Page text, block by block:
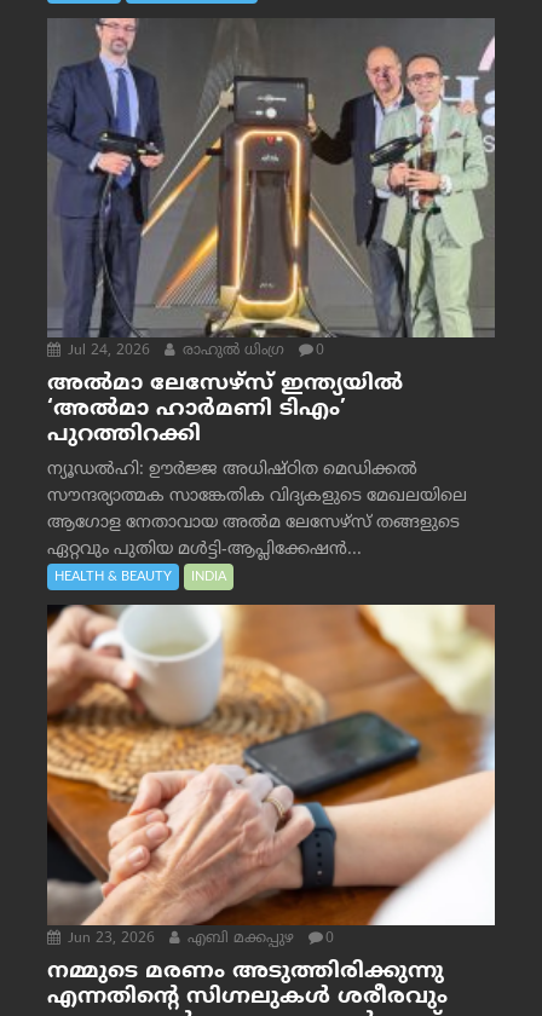
Jul 24, 2026 രാഹുല്‍ ധിംഗ്ര 0
അൽമാ ലേസേഴ്സ് ഇന്ത്യയിൽ
‘അൽമാ ഹാർമണി ടിഎം’
പുറത്തിറക്കി
ന്യൂഡൽഹി: ഊർജ്ജ അധിഷ്ഠിത മെഡിക്കൽ
സൗന്ദര്യാത്മക സാങ്കേതിക വിദ്യകളുടെ മേഖലയിലെ
ആഗോള നേതാവായ അൽമ ലേസേഴ്സ് തങ്ങളുടെ
ഏറ്റവും പുതിയ മൾട്ടി-ആപ്ലിക്കേഷൻ...
HEALTH & BEAUTY INDIA
Jun 23, 2026 എബി മക്കപ്പുഴ 0
നമ്മുടെ മരണം അടുത്തിരിക്കുന്നു
എന്നതിന്റെ സിഗ്നലുകൾ ശരീരവും